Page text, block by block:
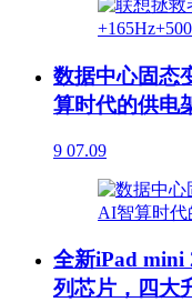
数据中心固态
算时代的供电
9 07.09
全新iPad mini
列芯片，四大